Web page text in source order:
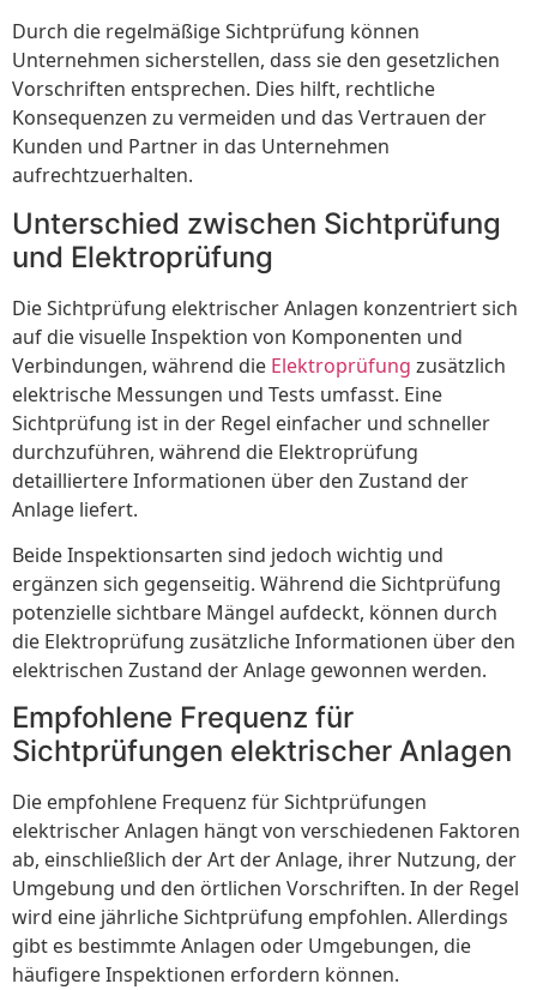
Durch die regelmäßige Sichtprüfung können
Unternehmen sicherstellen, dass sie den gesetzlichen
Vorschriften entsprechen. Dies hilft, rechtliche
Konsequenzen zu vermeiden und das Vertrauen der
Kunden und Partner in das Unternehmen
aufrechtzuerhalten.
Unterschied zwischen Sichtprüfung
und Elektroprüfung
Die Sichtprüfung elektrischer Anlagen konzentriert sich
auf die visuelle Inspektion von Komponenten und
Verbindungen, während die Elektroprüfung zusätzlich
elektrische Messungen und Tests umfasst. Eine
Sichtprüfung ist in der Regel einfacher und schneller
durchzuführen, während die Elektroprüfung
detailliertere Informationen über den Zustand der
Anlage liefert.
Beide Inspektionsarten sind jedoch wichtig und
ergänzen sich gegenseitig. Während die Sichtprüfung
potenzielle sichtbare Mängel aufdeckt, können durch
die Elektroprüfung zusätzliche Informationen über den
elektrischen Zustand der Anlage gewonnen werden.
Empfohlene Frequenz für
Sichtprüfungen elektrischer Anlagen
Die empfohlene Frequenz für Sichtprüfungen
elektrischer Anlagen hängt von verschiedenen Faktoren
ab, einschließlich der Art der Anlage, ihrer Nutzung, der
Umgebung und den örtlichen Vorschriften. In der Regel
wird eine jährliche Sichtprüfung empfohlen. Allerdings
gibt es bestimmte Anlagen oder Umgebungen, die
häufigere Inspektionen erfordern können.